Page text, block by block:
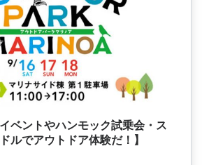
イベントやハンモック試乗会・ス
ルでアウトドア体験だ！】
MARINOA(アウトドアパーク